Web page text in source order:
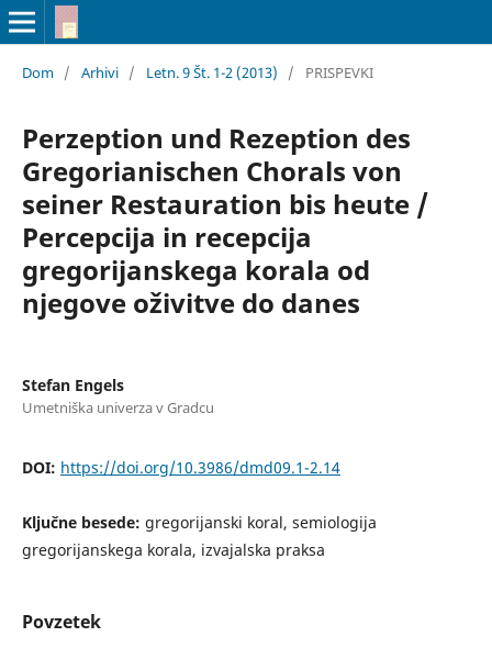
Dom / Arhivi / Letn. 9 Št. 1-2 (2013) / PRISPEVKI
Perzeption und Rezeption des
Gregorianischen Chorals von
seiner Restauration bis heute /
Percepcija in recepcija
gregorijanskega korala od
njegove oživitve do danes
Stefan Engels
Umetniška univerza v Gradcu
DOI: https://doi.org/10.3986/dmd09.1-2.14
Ključne besede: gregorijanski koral, semiologija
gregorijanskega korala, izvajalska praksa
Povzetek